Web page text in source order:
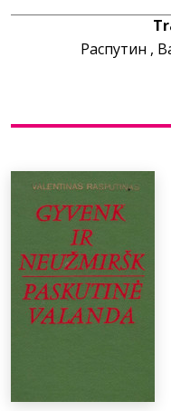
Naujienos
Распутин ,